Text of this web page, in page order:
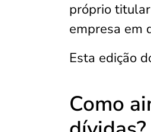
próprio
empresa em
Esta edição
Como